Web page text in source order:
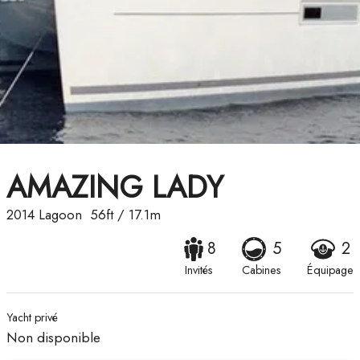
AMAZING LADY
2014 Lagoon 56ft/ 17.1m
8
Invités
5
Cabines
2
Équipage
Yacht privé
Non disponible